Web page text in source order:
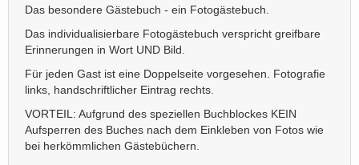
Das besondere Gästebuch - ein Fotogästebuch.
Das individualisierbare Fotogästebuch verspricht greifbare
Erinnerungen in Wort UND Bild.
Für jeden Gast ist eine Doppelseite vorgesehen. Fotografie
links, handschriftlicher Eintrag rechts.
VORTEIL: Aufgrund des speziellen Buchblockes KEIN
Aufsperren des Buches nach dem Einkleben von Fotos wie
bei herkömmlichen Gästebüchern.